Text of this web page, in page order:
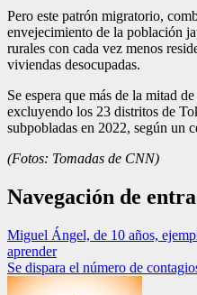
Pero este patrón migratorio,
envejecimiento de la población
rurales con cada vez menos
viviendas desocupadas.
Se espera que más de la mitad
excluyendo los 23 distritos de
subpobladas en 2022, según un
(Fotos: Tomadas de CNN)
Navegación de
Miguel Ángel, de 10 años,
aprender
Se dispara el número de